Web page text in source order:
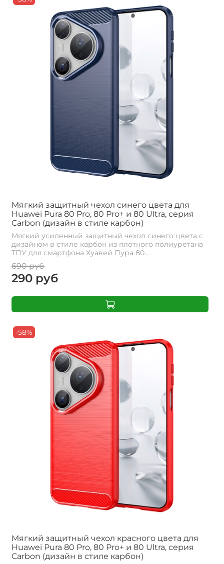
Мягкий защитный чехол синего цвета для
Huawei Pura 80 Pro, 80 Pro+ и 80 Ultra, серия
Carbon (дизайн в стиле карбон)
Мягкий усиленный защитный чехол синего цвета с
дизайном в стиле карбон из плотного полиуретана
ТПУ для смартфона Хуавей Пура 80...
690 руб
290 руб
-58%
Мягкий защитный чехол красного цвета для
Huawei Pura 80 Pro, 80 Pro+ и 80 Ultra, серия
Carbon (дизайн в стиле карбон)